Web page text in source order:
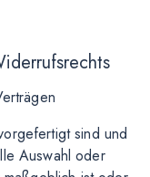
sind und
Auswahl oder